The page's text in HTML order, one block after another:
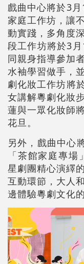
戲曲中心將於3
家庭工作坊，讓
動實踐，多角度
段工作坊將於3
同親身指導參加
水袖學習做手，
劇化妝工作坊將
女講解粵劇化妝
蓮與一眾化妝師
花旦。
另外，戲曲中心
「茶館家庭專
星劇團精心演繹
互動環節，大人
邊體驗粵劇文化的